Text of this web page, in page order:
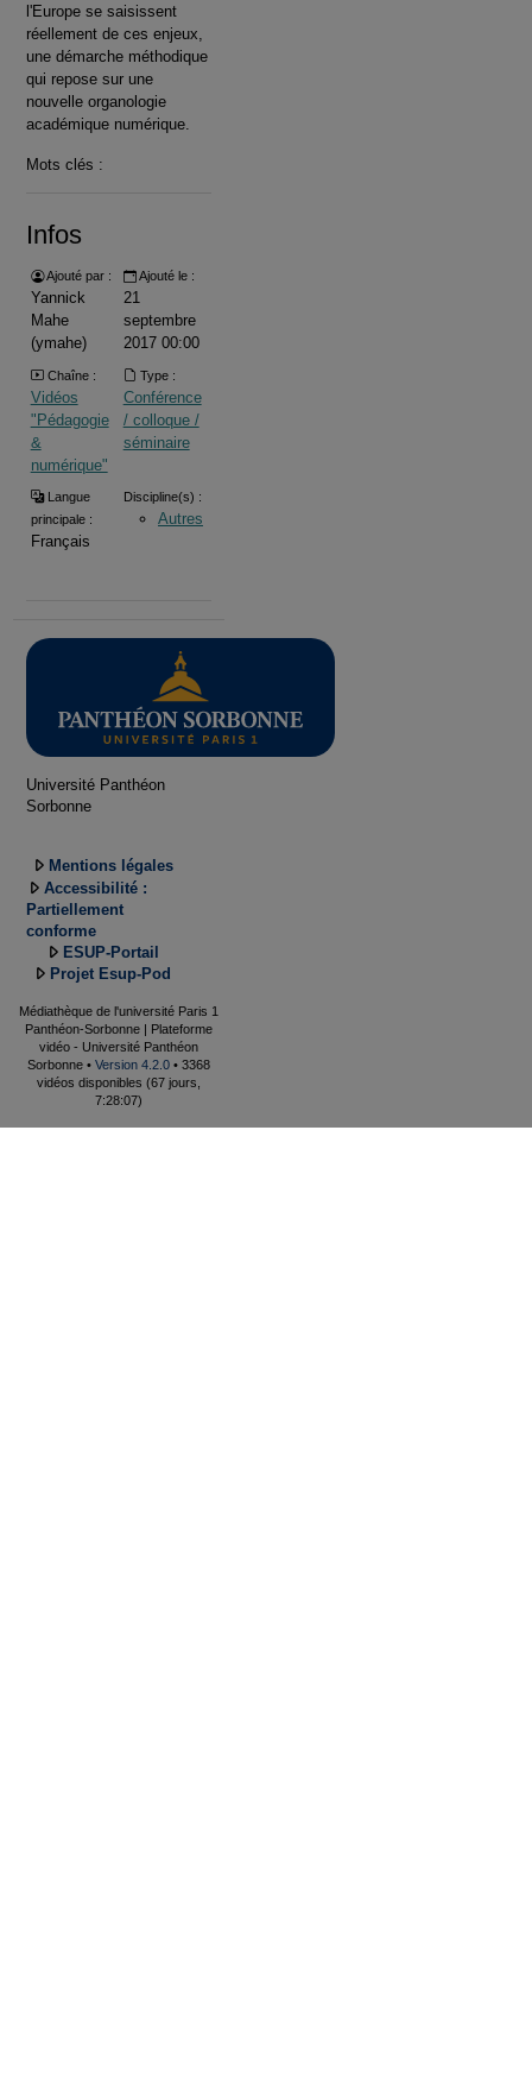
l'Europe se saisissent
réellement de ces enjeux,
une démarche méthodique
qui repose sur une
nouvelle organologie
académique numérique.
Mots clés :
Infos
Ajouté par :
Yannick
Mahe
(ymahe)
Ajouté le :
21
septembre
2017 00:00
Chaîne :
Vidéos
"Pédagogie
&
numérique"
Type :
Conférence
/ colloque /
séminaire
Langue
principale :
Français
Discipline(s) :
Autres
Université Panthéon
Sorbonne
Mentions légales
Accessibilité :
Partiellement
conforme
ESUP-Portail
Projet Esup-Pod
Médiathèque de l'université Paris 1
Panthéon-Sorbonne | Plateforme
vidéo - Université Panthéon
Sorbonne • Version 4.2.0 • 3368
vidéos disponibles (67 jours,
7:28:07)